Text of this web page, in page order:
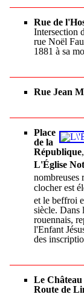
Rue de
Intersection
rue Noël
1881 à sa
Rue Jean
Place
de la
République
L'Église
clocher est
et le beffroi
siècle. Dans
rouennais,
l'Enfant
des
Le Château
Route de